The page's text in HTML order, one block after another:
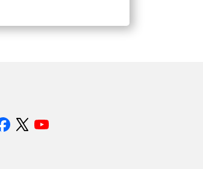
ャレンジと3万ドルチャ